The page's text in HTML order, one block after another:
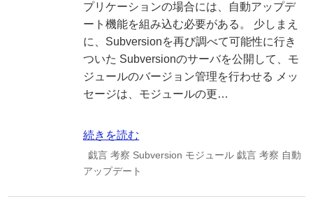
プリケーションの場合には、自動アップデ
ート機能を組み込む必要がある。 少しまえ
に、Subversionを再び調べて可能性に行き
ついた Subversionのサーバを公開して、モ
ジュールのバージョン管理を行わせる メッ
セージは、モジュールの更…
続きを読む
戯言 考察 Subversion モジュール 戯言 考察 自動
アップデート